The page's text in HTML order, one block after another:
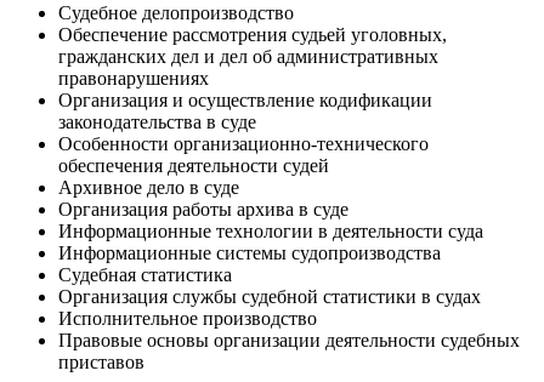
Судебное делопроизводство
Обеспечение рассмотрения судьей уголовных,
гражданских дел и дел об административных
правонарушениях
Организация и осуществление кодификации
законодательства в суде
Особенности организационно-технического
обеспечения деятельности судей
Архивное дело в суде
Организация работы архива в суде
Информационные технологии в деятельности суда
Информационные системы судопроизводства
Судебная статистика
Организация службы судебной статистики в судах
Исполнительное производство
Правовые основы организации деятельности судебных
приставов